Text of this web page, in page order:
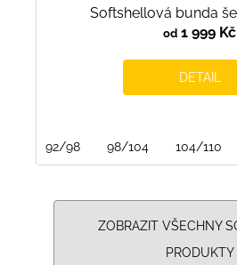
Softshellová bunda
od 1 999 Kč
DETAIL
92/98 98/104 104/110
ZOBRAZIT VŠECHNY
PRODUKTY